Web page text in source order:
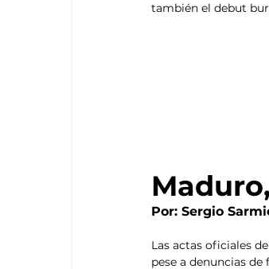
también el debut
Por: Sergio
Las actas oficiales
pese a denuncias